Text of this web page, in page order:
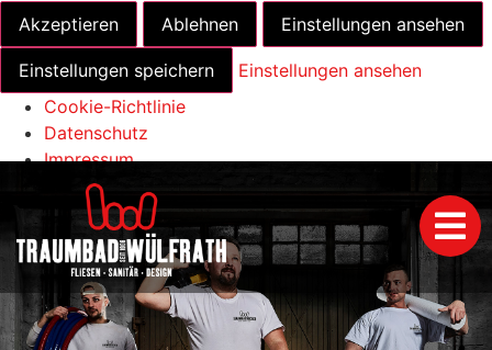
Akzeptieren
Ablehnen Einstellungen ansehen
Einstellungen speichern
Einstellungen ansehen
Cookie-Richtlinie
Datenschutz
Impressum